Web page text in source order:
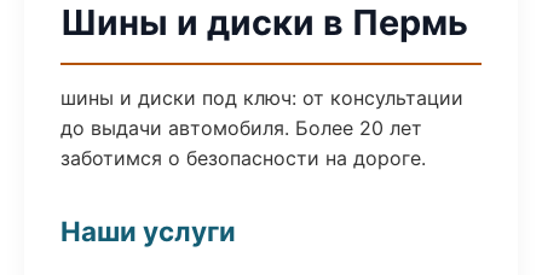
Шины и диски в Пермь
шины и диски под ключ: от консультации
до выдачи автомобиля. Более 20 лет
заботимся о безопасности на дороге.
Наши услуги